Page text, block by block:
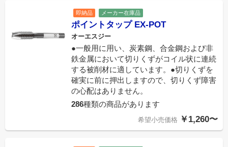
即納品 メーカー在庫品
ポイントタップ EX-POT
オーエスジー
●一般用に用い、炭素鋼、合金鋼および非
鉄金属において切りくずがコイル状に連続
する被削材に適しています。●切りくずを
確実に前に押出しますので、切りくず障害
の心配はありません。
286種類の商品があります
希望小売価格 ￥1,260〜